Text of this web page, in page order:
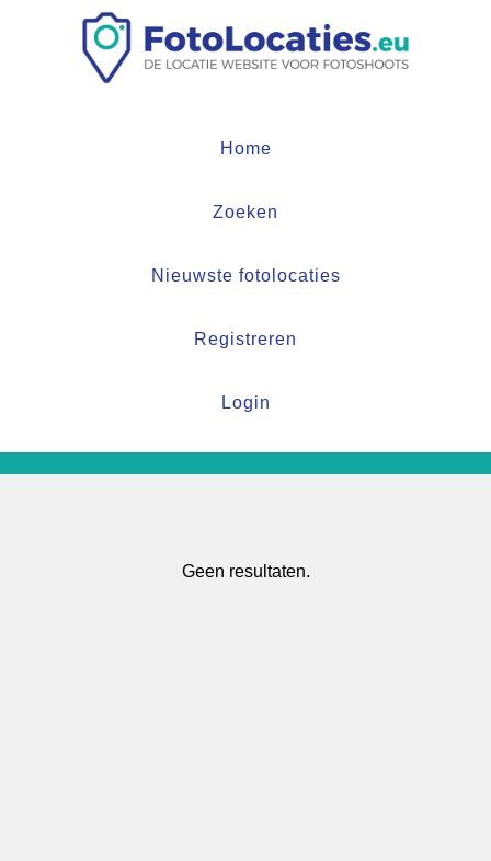
Home
Zoeken
Nieuwste fotolocaties
Registreren
Login
Geen resultaten.